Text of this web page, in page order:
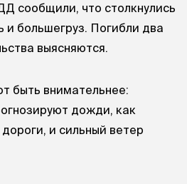
сообщили, что столкнулись
и большегруз. Погибли два
выясняются.
быть внимательнее:
дожди, как
и сильный ветер